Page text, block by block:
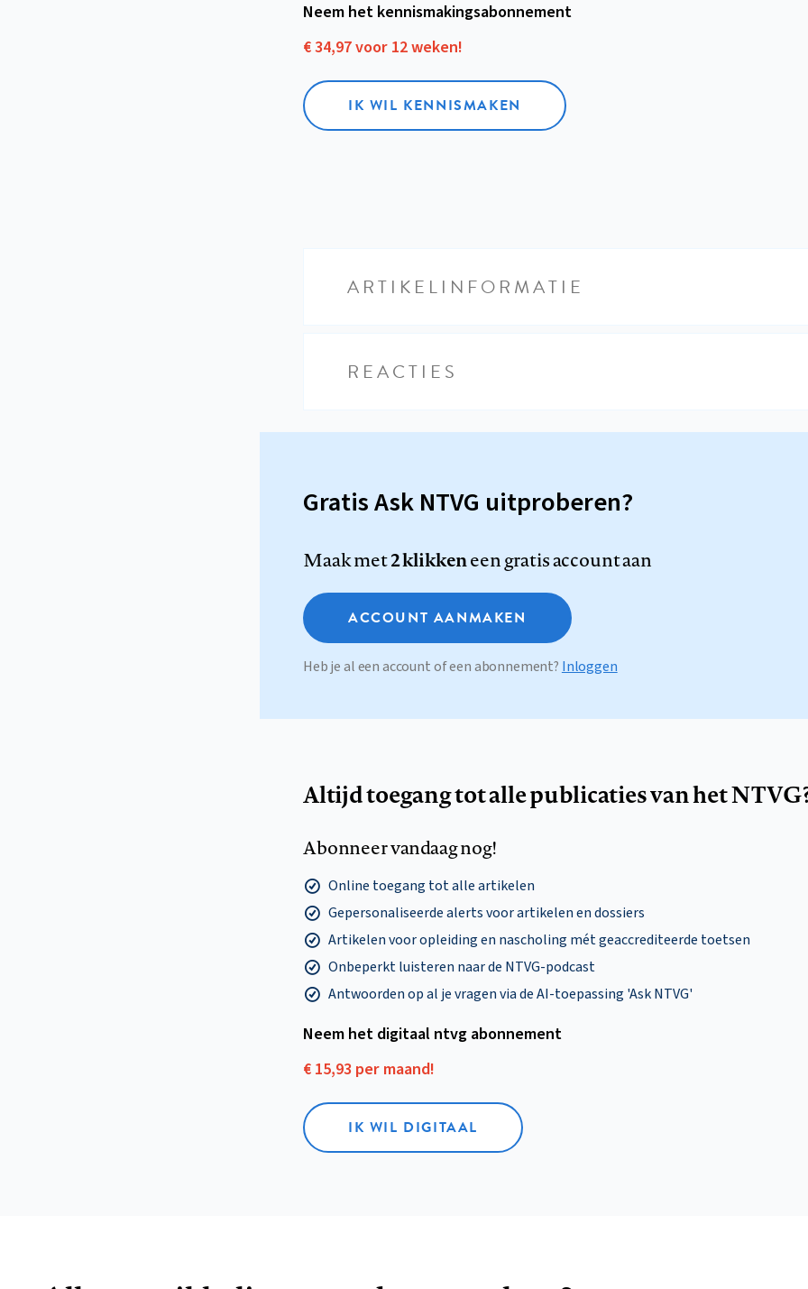
Neem het kennismakings­abonnement
€ 34,97 voor 12 weken!
IK WIL KENNISMAKEN
ARTIKELINFORMATIE
REACTIES
Gratis Ask NTVG uitproberen?
Maak met2 klikkeneen gratis account aan
ACCOUNT AANMAKEN
Heb je al een account of een abonnement? Inloggen
Altijd toegang tot alle publicaties van het
Abonneer vandaag nog!
Online toegang tot alle artikelen
Gepersonaliseerde alerts voor artikelen en dossiers
Artikelen voor opleiding en nascholing mét geaccrediteerde toetsen
Onbeperkt luisteren naar de NTVG-podcast
Antwoorden op al je vragen via de AI-toepassing 'Ask NTVG'
Neem het digitaal ntvg abonnement
€ 15,93 per maand!
IK WIL DIGITAAL